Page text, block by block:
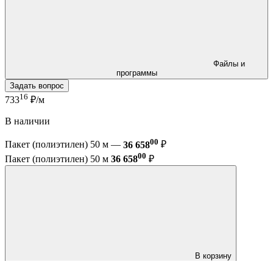
программы
Задать вопрос
73316 ₽/м
В наличии
Пакет (полиэтилен) 50 м — 36 65800 ₽
Пакет (полиэтилен) 50 м 36 65800 ₽
В корзину